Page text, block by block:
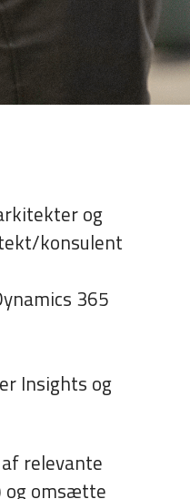
og
konsulent
365
Insights og
relevante
og omsætte